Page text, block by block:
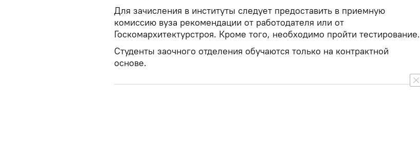
Для зачисления в институты следует предоставить в приемную
комиссию вуза рекомендации от работодателя или от
Госкомархитектурстроя. Кроме того, необходимо пройти тестирование.
Студенты заочного отделения обучаются только на контрактной
основе.